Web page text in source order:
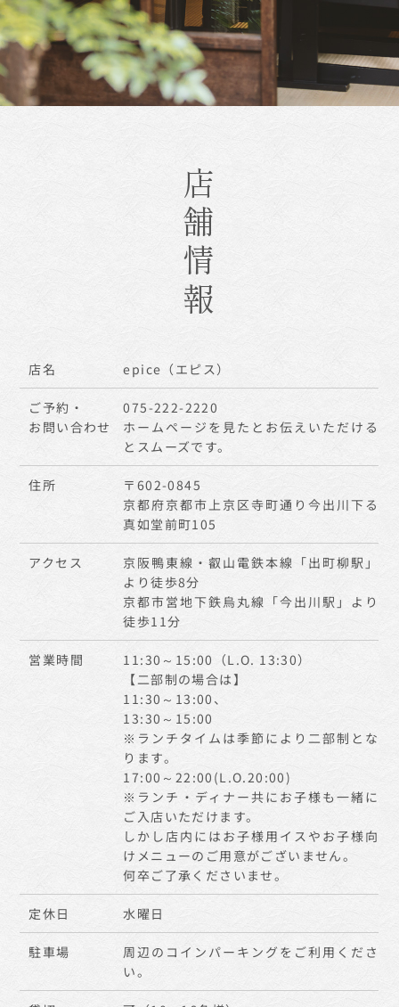
店舗情報
店名 epice（エピス）
ご予約・
お問い合わせ
075-222-2220
ホームページを見たとお伝えいただける
とスムーズです。
住所
〒602-0845
京都府京都市上京区寺町通り今出川下る
真如堂前町105
アクセス
京阪鴨東線・叡山電鉄本線「出町柳駅」
より徒歩8分
京都市営地下鉄烏丸線「今出川駅」より
徒歩11分
営業時間
11:30～15:00（L.O. 13:30）
【二部制の場合は】
11:30～13:00、
13:30～15:00
※ランチタイムは季節により二部制とな
ります。
17:00～22:00(L.O.20:00)
※ランチ・ディナー共にお子様も一緒に
ご入店いただけます。
しかし店内にはお子様用イスやお子様向
けメニューのご用意がございません。
何卒ご了承くださいませ。
定休日 水曜日
駐車場
周辺のコインパーキングをご利用くださ
い。